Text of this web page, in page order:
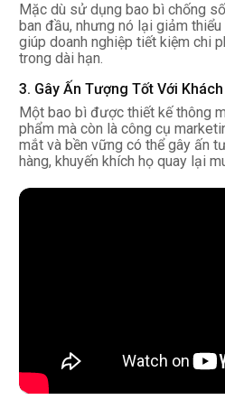
Mặc dù sử dụng bao bì chống
ban đầu, nhưng nó lại giảm
giúp doanh nghiệp tiết kiệm chi
trong dài hạn.
3. Gây Ấn Tượng Tốt Với
Một bao bì được thiết kế thông
phẩm mà còn là công cụ
mắt và bền vững có thể gây ấn
hàng, khuyến khích họ quay lại